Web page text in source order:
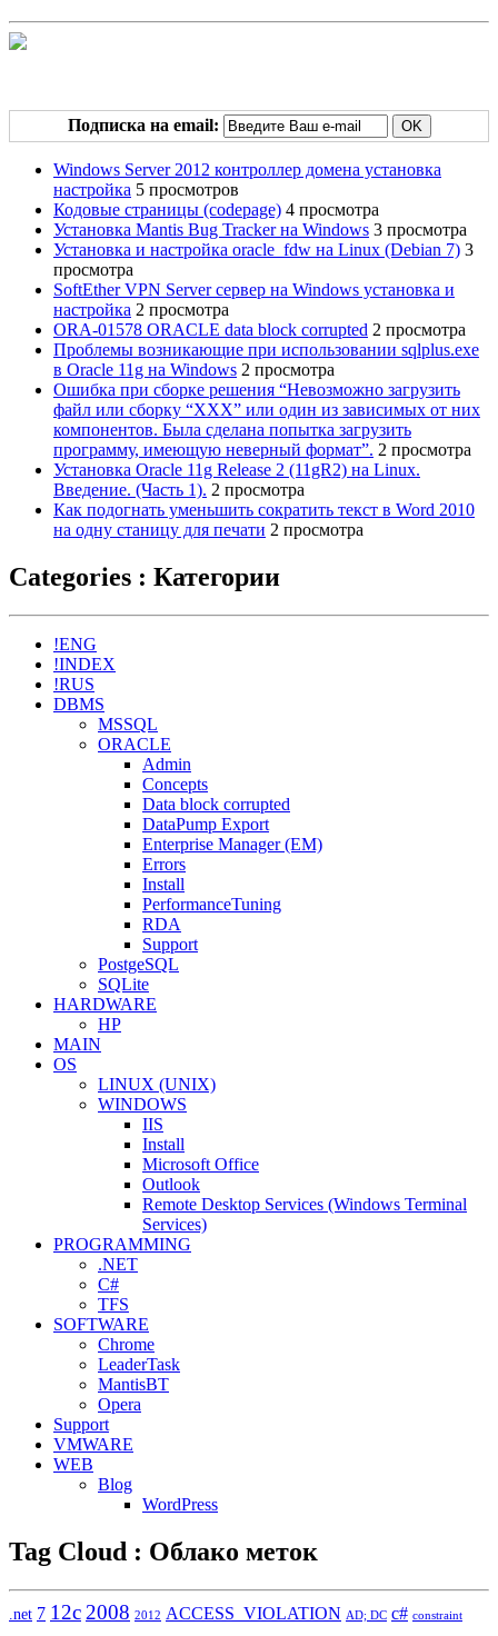
Подписка на email:
Windows Server 2012 контроллер домена установка
настройка 5 просмотров
Кодовые страницы (codepage) 4 просмотра
Установка Mantis Bug Tracker на Windows 3 просмотра
Установка и настройка oracle_fdw на Linux (Debian 7) 3
просмотра
SoftEther VPN Server сервер на Windows установка и
настройка 2 просмотра
ORA-01578 ORACLE data block corrupted 2 просмотра
Проблемы возникающие при использовании sqlplus.exe
в Oracle 11g на Windows 2 просмотра
Ошибка при сборке решения “Невозможно загрузить
файл или сборку “ХХХ” или один из зависимых от них
компонентов. Была сделана попытка загрузить
программу, имеющую неверный формат”. 2 просмотра
Установка Oracle 11g Release 2 (11gR2) на Linux.
Введение. (Часть 1). 2 просмотра
Как подогнать уменьшить сократить текст в Word 2010
на одну станицу для печати 2 просмотра
Categories : Категории
!ENG
!INDEX
!RUS
DBMS
MSSQL
ORACLE
Admin
Concepts
Data block corrupted
DataPump Export
Enterprise Manager (EM)
Errors
Install
PerformanceTuning
RDA
Support
PostgeSQL
SQLite
HARDWARE
HP
MAIN
OS
LINUX (UNIX)
WINDOWS
IIS
Install
Microsoft Office
Outlook
Remote Desktop Services (Windows Terminal
Services)
PROGRAMMING
.NET
C#
TFS
SOFTWARE
Chrome
LeaderTask
MantisBT
Opera
Support
VMWARE
WEB
Blog
WordPress
Tag Cloud : Облако меток
.net 7 12c 2008 2012 ACCESS_VIOLATION AD; DC c# constraint